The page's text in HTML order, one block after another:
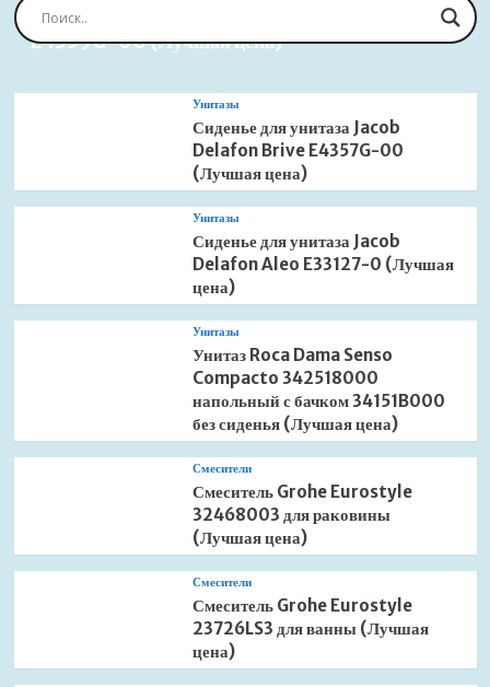
Сиденье для унитаза Jacob Delafon Brive
E4359G-00 (Лучшая цена)
Унитазы
Сиденье для унитаза Jacob
Delafon Brive E4357G-00
(Лучшая цена)
Унитазы
Сиденье для унитаза Jacob
Delafon Aleo E33127-0 (Лучшая
цена)
Унитазы
Унитаз Roca Dama Senso
Compacto 342518000
напольный с бачком 34151B000
без сиденья (Лучшая цена)
Смесители
Смеситель Grohe Eurostyle
32468003 для раковины
(Лучшая цена)
Смесители
Смеситель Grohe Eurostyle
23726LS3 для ванны (Лучшая
цена)